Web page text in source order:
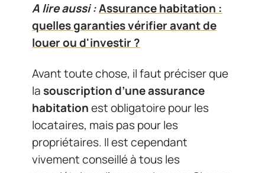
A lire aussi :Assurance habitation :
quelles garanties vérifier avant de
louer ou d'investir ?
Avant toute chose, il faut préciser que
la souscription d’une assurance
habitationest obligatoire pour les
locataires, mais pas pour les
propriétaires. Il est cependant
vivement conseillé à tous les